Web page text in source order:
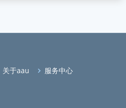
关于aau
服务中心